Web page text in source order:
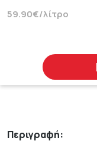
59.90€/λίτρο
Περιγραφή: